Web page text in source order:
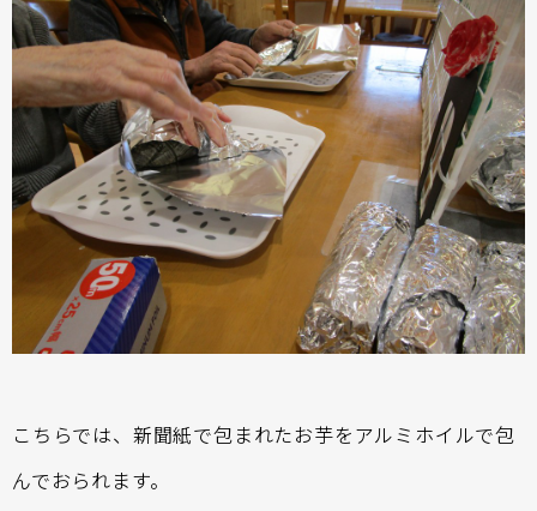
こちらでは、新聞紙で包まれたお芋をアルミホイルで包
んでおられます。